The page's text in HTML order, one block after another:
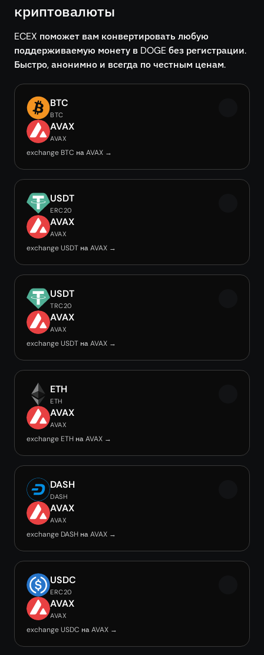
криптовалюты
ECEX поможет вам конвертировать любую
поддерживаемую монету в DOGE без регистрации.
Быстро, анонимно и всегда по честным ценам.
BTC
BTC
AVAX
AVAX
exchange BTC на AVAX →
USDT
ERC20
AVAX
AVAX
exchange USDT на AVAX →
USDT
TRC20
AVAX
AVAX
exchange USDT на AVAX →
ETH
ETH
AVAX
AVAX
exchange ETH на AVAX →
DASH
DASH
AVAX
AVAX
exchange DASH на AVAX →
USDC
ERC20
AVAX
AVAX
exchange USDC на AVAX →